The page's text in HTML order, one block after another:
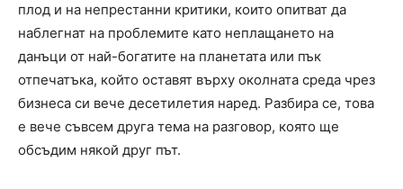
плод и на непрестанни критики, които опитват да
наблегнат на проблемите като неплащането на
данъци от най-богатите на планетата или пък
отпечатъка, който оставят върху околната среда чрез
бизнеса си вече десетилетия наред. Разбира се, това
е вече съвсем друга тема на разговор, която ще
обсъдим някой друг път.